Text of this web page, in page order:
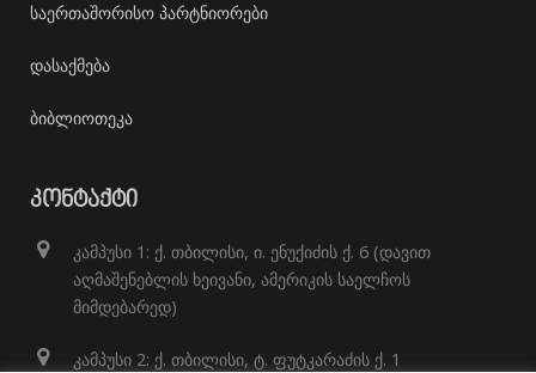
საერთაშორისო პარტნიორები
დასაქმება
ბიბლიოთეკა
ᲙᲝᲜᲢᲐᲥᲢᲘ
კამპუსი 1: ქ. თბილისი, ი. ენუქიძის ქ. 6 (დავით
აღმაშენებლის ხეივანი, ამერიკის საელჩოს
მიმდებარედ)
კამპუსი 2: ქ. თბილისი, ტ. ფუტკარაძის ქ. 1